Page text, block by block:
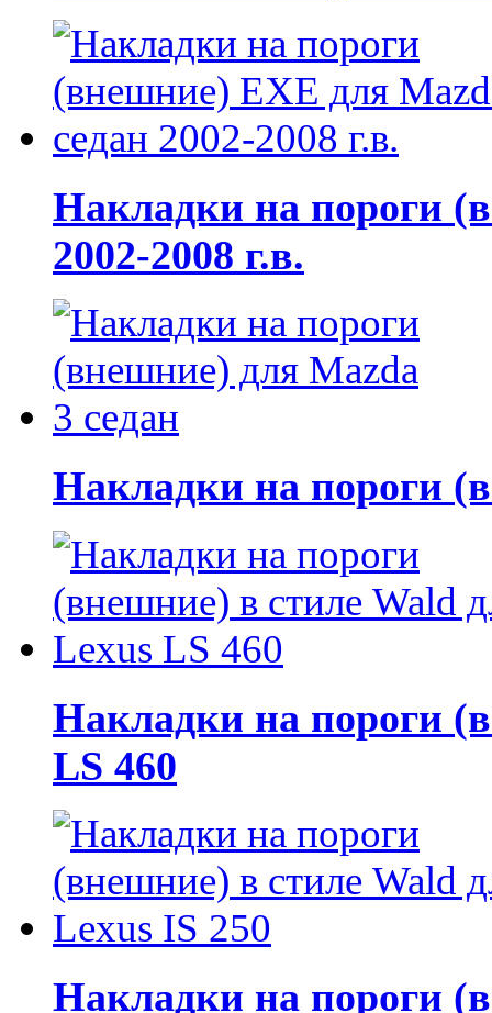
Накладки на пороги
2002-2008 г.в.
Накладки на пороги
Накладки на пороги
LS 460
Накладки на пороги